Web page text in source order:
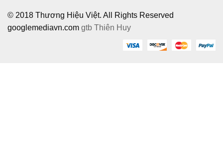
© 2018 Thương Hiệu Việt. All Rights Reserved
googlemediavn.com gtb Thiên Huy